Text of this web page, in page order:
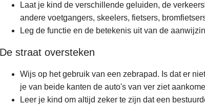
Laat je kind de verschillende geluiden, de
andere voetgangers, skeelers, fietsers,
Leg de functie en de betekenis uit van de
De straat oversteken
Wijs op het gebruik van een zebrapad. Is dat er
je van beide kanten de auto's van ver ziet
Leer je kind om altijd zeker te zijn dat een